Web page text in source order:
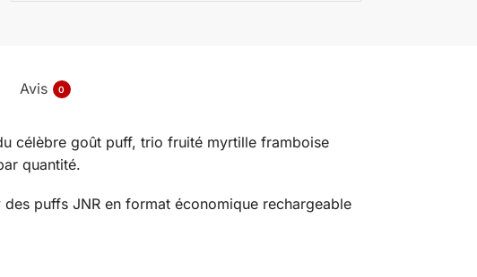
Avis 0
célèbre goût puff, trio fruité myrtille framboise
quantité.
puffs JNR en format économique rechargeable